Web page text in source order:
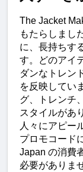
The Jacket
もたらしまし
に、長持ちす
す。どのアイ
ダンなトレン
を反映してい
グ、トレンチ
スタイルがあ
人々にアピー
プロモコード
Japan の消費
必要がありま